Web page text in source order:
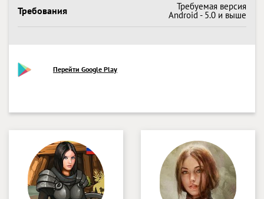
Требования Требуемая версия
Android - 5.0 и выше
Перейти Google Play